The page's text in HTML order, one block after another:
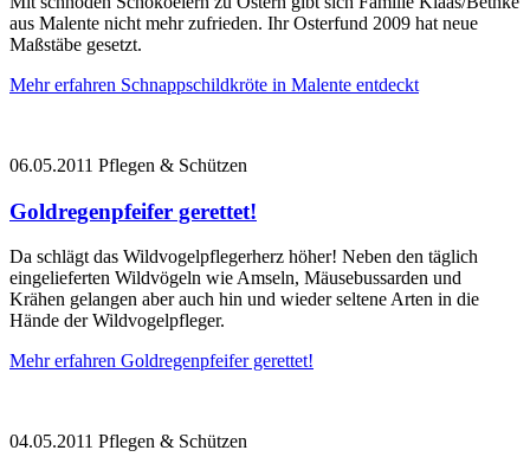
aus Malente nicht mehr zufrieden. Ihr Osterfund 2009 hat neue
Maßstäbe gesetzt.
Mehr erfahren Schnappschildkröte in Malente entdeckt
06.05.2011 Pflegen & Schützen
Goldregenpfeifer gerettet!
Da schlägt das Wildvogelpflegerherz höher! Neben den täglich
eingelieferten Wildvögeln wie Amseln, Mäusebussarden und
Krähen gelangen aber auch hin und wieder seltene Arten in die
Hände der Wildvogelpfleger.
Mehr erfahren Goldregenpfeifer gerettet!
04.05.2011 Pflegen & Schützen